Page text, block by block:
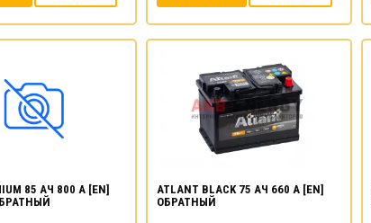
85 АЧ 800 А [EN]
ATLANT BLACK 75 АЧ 660 А [EN]
ОБРАТНЫЙ